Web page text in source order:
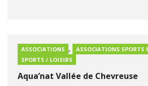
ASSOCIATIONS , ASSOCIATIONS SPORTS
SPORTS / LOISIRS
Aqua’nat Vallée de Chevreuse